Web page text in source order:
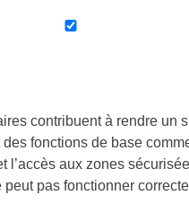
contribuent à rendre un
fonctions de base
l’accès aux zones
peut pas fonctionner